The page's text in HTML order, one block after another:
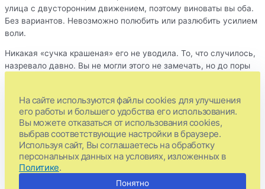
улица с двусторонним движением, поэтому виноваты вы оба.
Без вариантов. Невозможно полюбить или разлюбить усилием
воли.
Никакая «сучка крашеная» его не уводила. То, что случилось,
назревало давно. Вы не могли этого не замечать, но до поры
Так или иначе, между вами нарастало непонимание, исчезала
нежность, вы проводили вместе меньше времени, чаще
ссорились или просто мало общались. Да, такие периоды
случаются у всех пар, но распадаются те, что изначально
были непрочными. То есть ваши отношения, в принципе, были
обречены, вопрос был лишь в том, когда произойдет разрыв.
На сайте используются файлы cookies для улучшения
его работы и большего удобства его использования.
Вы можете отказаться от использования cookies,
выбрав соответствующие настройки в браузере.
Используя сайт, Вы соглашаетесь на обработку
персональных данных на условиях, изложенных в
Политике.
Понятно